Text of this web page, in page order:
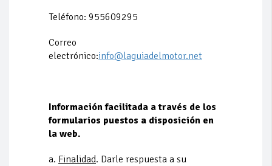
Teléfono: 955609295
Correo
electrónico:info@laguiadelmotor.net
Información facilitada a través de los
formularios puestos a disposición en
la web.
a. Finalidad. Darle respuesta a su